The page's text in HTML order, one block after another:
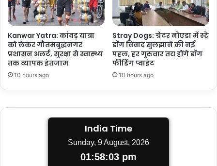
Kanwar Yatra: कांवड़ यात्रा
को लेकर गौतमबुद्धनगर
प्रशासन अलर्ट, सुरक्षा से स्वास्थ्य
तक व्यापक इंतजाम
10 hours ago
Stray Dogs: ग्रेटर नोएडा में स्ट्रे
डॉग विवाद सुलझाने की नई
पहल, हर गुरुवार तय होंगे डॉग
फीडिंग प्वाइंट
10 hours ago
India Time
Sunday, 9 August, 2026
01:58:04 pm